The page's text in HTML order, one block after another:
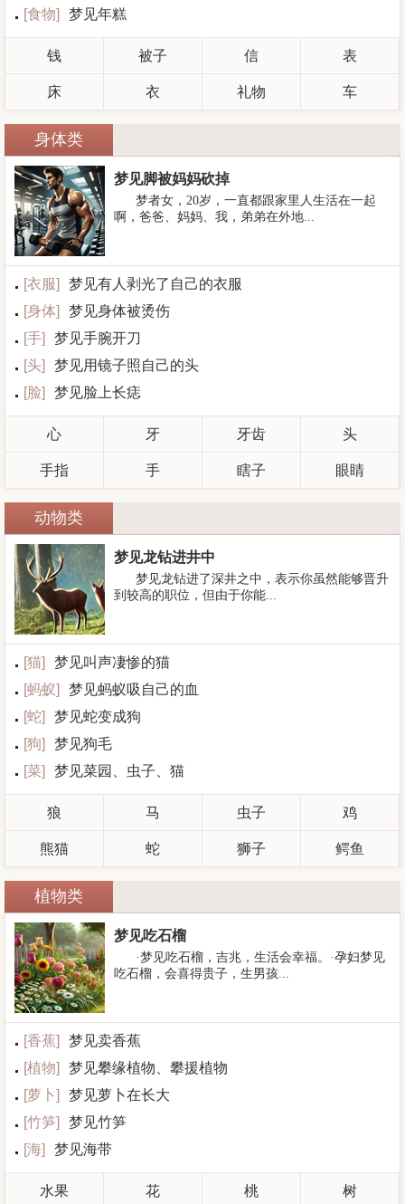
[食物] 梦见年糕
钱 被子 信 表
床 衣 礼物 车
身体类
梦见脚被妈妈砍掉
梦者女，20岁，一直都跟家里人生活在一起
啊，爸爸、妈妈、我，弟弟在外地...
[衣服]
梦见有人剥光了自己的衣服
[身体]
梦见身体被烫伤
[手]
梦见手腕开刀
[头]
梦见用镜子照自己的头
[脸] 梦见脸上长痣
心 牙 牙齿 头
手指 手 瞎子 眼睛
动物类
梦见龙钻进井中
梦见龙钻进了深井之中，表示你虽然能够晋升
到较高的职位，但由于你能...
[猫]
梦见叫声凄惨的猫
[蚂蚁]
梦见蚂蚁吸自己的血
[蛇]
梦见蛇变成狗
[狗]
梦见狗毛
[菜] 梦见菜园、虫子、猫
狼 马 虫子 鸡
熊猫 蛇 狮子 鳄鱼
植物类
梦见吃石榴
·梦见吃石榴，吉兆，生活会幸福。·孕妇梦见
吃石榴，会喜得贵子，生男孩...
[香蕉]
梦见卖香蕉
[植物]
梦见攀缘植物、攀援植物
[萝卜]
梦见萝卜在长大
[竹笋]
梦见竹笋
[海] 梦见海带
水果 花 桃 树